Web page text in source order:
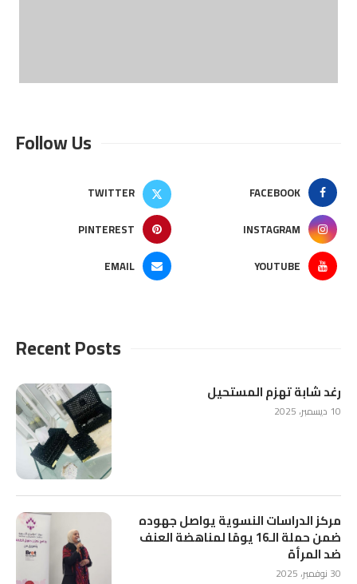
Follow Us
FACEBOOK
TWITTER
INSTAGRAM
PINTEREST
YOUTUBE
EMAIL
Recent Posts
رغد شابة تهزم المستحيل
10 ديسمبر، 2025
مركز الدراسات النسوية يواصل جهوده
ضمن حملة الـ16 يومًا لمناهضة العنف
ضد المرأة
30 نوفمبر، 2025